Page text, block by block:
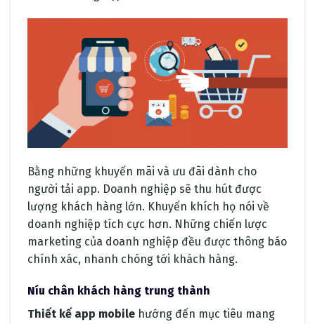
Bằng những khuyến mãi và ưu đãi dành cho
người tải app. Doanh nghiệp sẽ thu hút được
lượng khách hàng lớn. Khuyến khích họ nói về
doanh nghiệp tích cực hơn. Những chiến lược
marketing của doanh nghiệp đều được thông báo
chính xác, nhanh chóng tới khách hàng.
Níu chân khách hàng trung thành
Thiết kế app mobile hướng đến mục tiêu mang